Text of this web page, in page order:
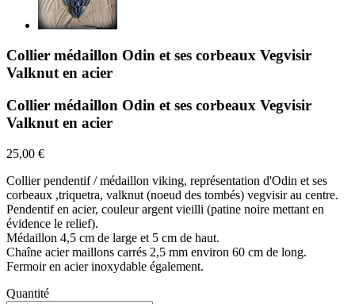
Collier médaillon Odin et ses corbeaux Vegvisir
Valknut en acier
Collier médaillon Odin et ses corbeaux Vegvisir
Valknut en acier
25,00 €
Collier pendentif / médaillon viking, représentation d'Odin et ses
corbeaux ,triquetra, valknut (noeud des tombés) vegvisir au centre.
Pendentif en acier, couleur argent vieilli (patine noire mettant en
évidence le relief).
Médaillon 4,5 cm de large et 5 cm de haut.
Chaîne acier maillons carrés 2,5 mm environ 60 cm de long.
Fermoir en acier inoxydable également.
Quantité